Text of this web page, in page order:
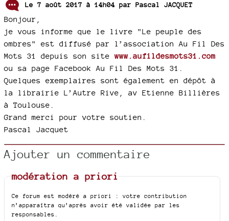
Le 7 août 2017 à 14h04 par Pascal JACQUET
Bonjour,
je vous informe que le livre "Le peuple des
ombres" est diffusé par l’association Au Fil Des
Mots 31 depuis son sitewww.aufildesmots31.com
ou sa page Facebook Au Fil Des Mots 31.
Quelques exemplaires sont également en dépôt à
la librairie L’Autre Rive, av Etienne Billières
à Toulouse.
Grand merci pour votre soutien.
Pascal Jacquet
Ajouter un commentaire
modération a priori
Ce forum est modéré a priori : votre contribution
n’apparaîtra qu’après avoir été validée par les
responsables.